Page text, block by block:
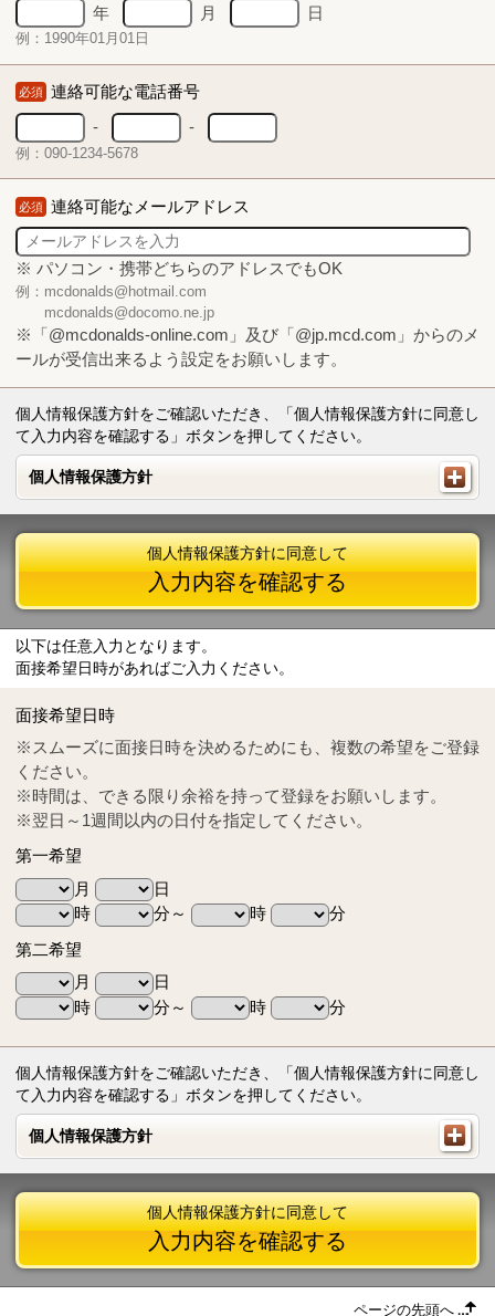
年
月 日
例：1990年01月01日
必須 連絡可能な電話番号
-
-
例：090-1234-5678
必須 連絡可能なメールアドレス
※ パソコン・携帯どちらのアドレスでもOK
例：mcdonalds@hotmail.com
mcdonalds@docomo.ne.jp
※「@mcdonalds-online.com」及び「@jp.mcd.com」からのメ
ールが受信出来るよう設定をお願いします。
個人情報保護方針をご確認いただき、「個人情報保護方針に同意し
て入力内容を確認する」ボタンを押してください。
個人情報保護方針
個人情報保護方針
Tel
0570-55-0314
個人情報保護方針に同意して
入力内容を確認する
以下は任意入力となります。
面接希望日時があればご入力ください。
面接希望日時
※スムーズに面接日時を決めるためにも、複数の希望をご登録
ください。
※時間は、できる限り余裕を持って登録をお願いします。
※翌日～1週間以内の日付を指定してください。
第一希望
月
日
時
分～ 時
分
第二希望
月
日
時
分～ 時 分
個人情報保護方針をご確認いただき、「個人情報保護方針に同意し
て入力内容を確認する」ボタンを押してください。
個人情報保護方針
個人情報保護方針
個人情報保護方針に同意して
入力内容を確認する
ページの先頭へ